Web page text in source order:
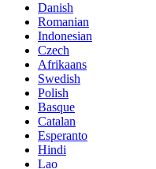
Danish
Romanian
Indonesian
Czech
Afrikaans
Swedish
Polish
Basque
Catalan
Esperanto
Hindi
Lao